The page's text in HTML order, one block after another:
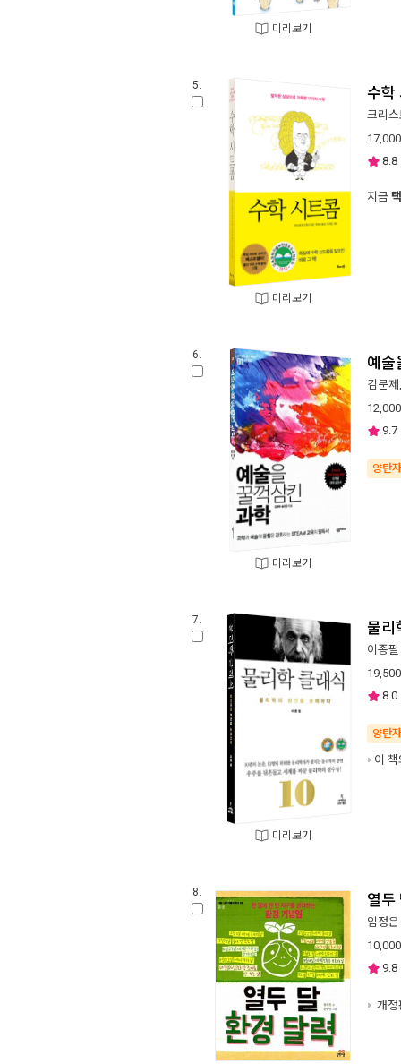
미리보기
5.
미리보기
수학
크리
17,000
8.8
지금
6.
미리보기
예술
김문제
12,000
9.7
양탄
7.
미리보기
물리
이종필
19,500
8.0
양탄
이
8. 열두
임정은
10,000
9.8
개정